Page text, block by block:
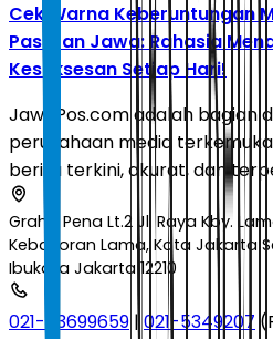
Cek Warna Keberuntungan
Pasaran Jawa: Rahasia
Kesuksesan Setiap Hari!
JawaPos.com adalah bagian
perusahaan media
berita terkini, akurat, dan
Graha Pena Lt.2 Jl. Raya Kby.
Kebayoran Lama, Kota Jakarta
Ibukota Jakarta 12210
021-53699659 | 021-5349207